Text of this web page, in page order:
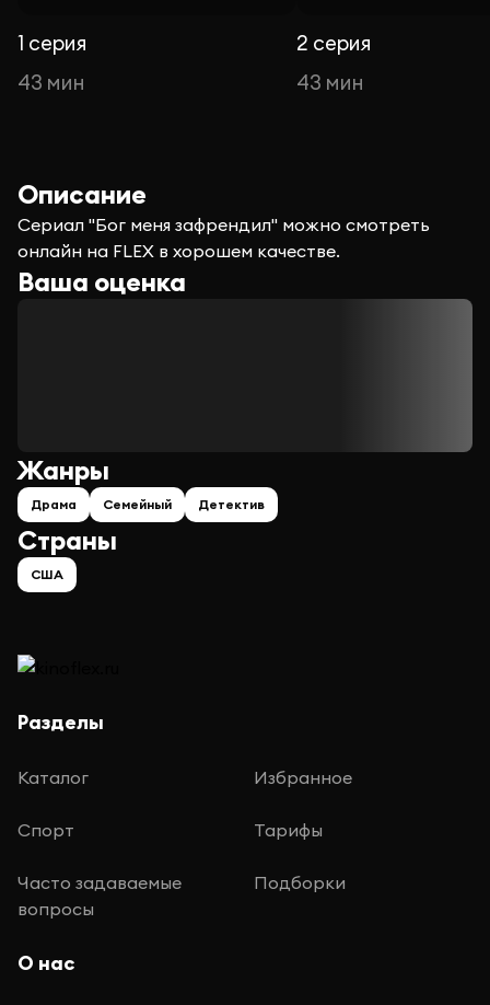
1 серия
43 мин
2 серия
43 мин
Описание
Сериал "Бог меня зафрендил" можно смотреть
онлайн на FLEX в хорошем качестве.
Ваша оценка
Страны
США
Жанры
Драма Семейный Детектив
Разделы
Каталог Избранное
Спорт Тарифы
Часто задаваемые
вопросы
Подборки
О нас